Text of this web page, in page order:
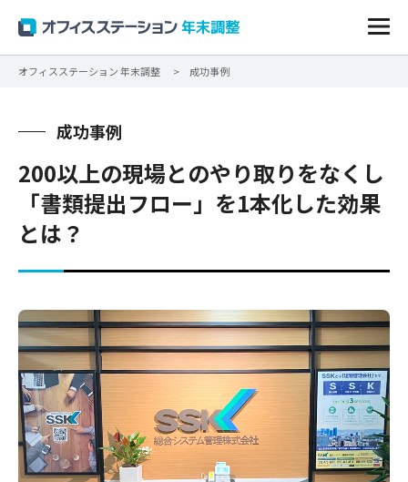
オフィスステーション 年末調整 成功事例
成功事例
200以上の現場とのやり取りをなくし
「書類提出フロー」を1本化した効果
とは？